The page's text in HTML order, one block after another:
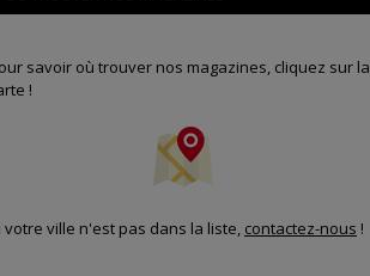
savoir où trouver nos magazines, cliquez sur la
!
votre ville n'est pas dans la liste, contactez-nous !